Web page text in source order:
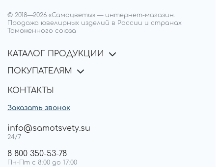
© 2018—2026 «Самоцветы» — интернет-магазин.
Продажа ювелирных изделий в России и странах
Таможенного союза
КАТАЛОГ ПРОДУКЦИИ
ПОКУПАТЕЛЯМ
КОНТАКТЫ
Заказать звонок
info@samotsvety.su
24/7
8 800 350-53-78
Пн-Пт с 8:00 до 17:00